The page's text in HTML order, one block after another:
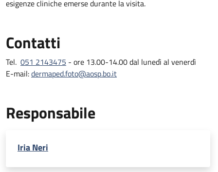
esigenze cliniche emerse durante la visita.
Contatti
Tel. 051 2143475 - ore 13.00-14.00 dal lunedì al venerdì
E-mail:dermaped.foto@aosp.bo.it
Responsabile
Iria Neri